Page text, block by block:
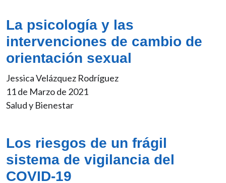
La psicología y las
intervenciones de cambio de
orientación sexual
Jessica Velázquez Rodríguez
11 de Marzo de 2021
Salud y Bienestar
Los riesgos de un frágil
sistema de vigilancia del
COVID-19